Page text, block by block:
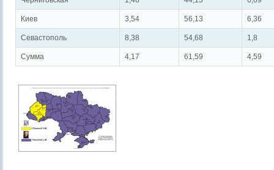
Киев 3,54 56,13 6,36
Севастополь 8,38 54,68 1,8
Сумма 4,17 61,59 4,59